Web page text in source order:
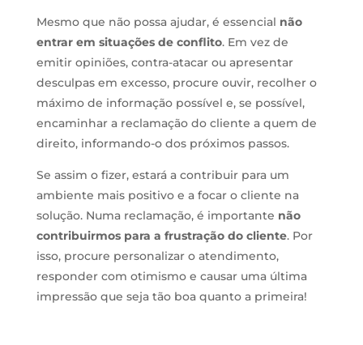
Mesmo que não possa ajudar, é essencial não
entrar em situações de conflito. Em vez de
emitir opiniões, contra-atacar ou apresentar
desculpas em excesso, procure ouvir, recolher o
máximo de informação possível e, se possível,
encaminhar a reclamação do cliente a quem de
direito, informando-o dos próximos passos.
Se assim o fizer, estará a contribuir para um
ambiente mais positivo e a focar o cliente na
solução. Numa reclamação, é importante não
contribuirmos para a frustração do cliente. Por
isso, procure personalizar o atendimento,
responder com otimismo e causar uma última
impressão que seja tão boa quanto a primeira!